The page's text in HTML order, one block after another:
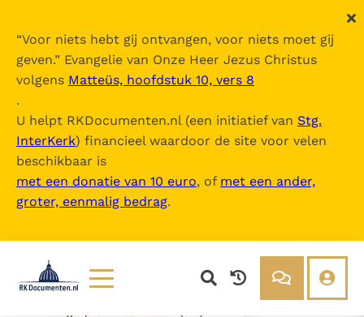
“Voor niets hebt gij ontvangen, voor niets moet gij
geven.” Evangelie van Onze Heer Jezus Christus
volgens Matteüs, hoofdstuk 10, vers 8
.
U helpt RKDocumenten.nl (een initiatief van Stg.
InterKerk) financieel waardoor de site voor velen
beschikbaar is
met een donatie van 10 euro, of met een ander,
groter, eenmalig bedrag.
Lezen Over ons
Compendium van deCatechismus v
an de Katholieke Kerk
Inhoudsopgave
uitklappen
- Intro
217)
- EERSTE SECTIE - "Ik geloof" -
"Wij geloven" (1-32)
- EERSTE HOOFDSTUK - De mens